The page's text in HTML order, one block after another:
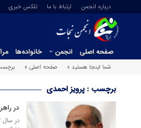
درباره انجمن ارتباط با ما تلکس خبری
صفحه اصلی انجمن خانواده‌ها
شما اینجا هستید »
صفحه اصلی »
برچسب : پرویز احمدی
در